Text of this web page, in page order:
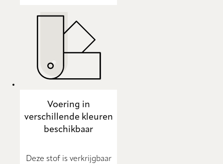
Voering in
verschillende kleuren
beschikbaar
Deze stof is verkrijgbaar